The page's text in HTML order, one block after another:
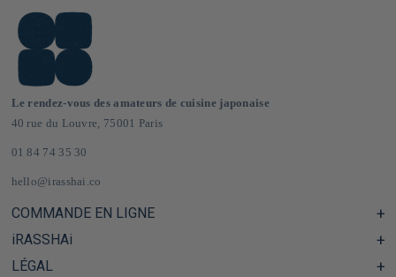
Le rendez-vous des amateurs de cuisine japonaise
40 rue du Louvre, 75001 Paris
01 84 74 35 30
hello@irasshai.co
COMMANDE EN LIGNE
Centre d'aide & FAQ
Livraison et frais de port en France & Europe
iRASSHAi
Les horaires du 40 rue du Louvre, Paris
LÉGAL